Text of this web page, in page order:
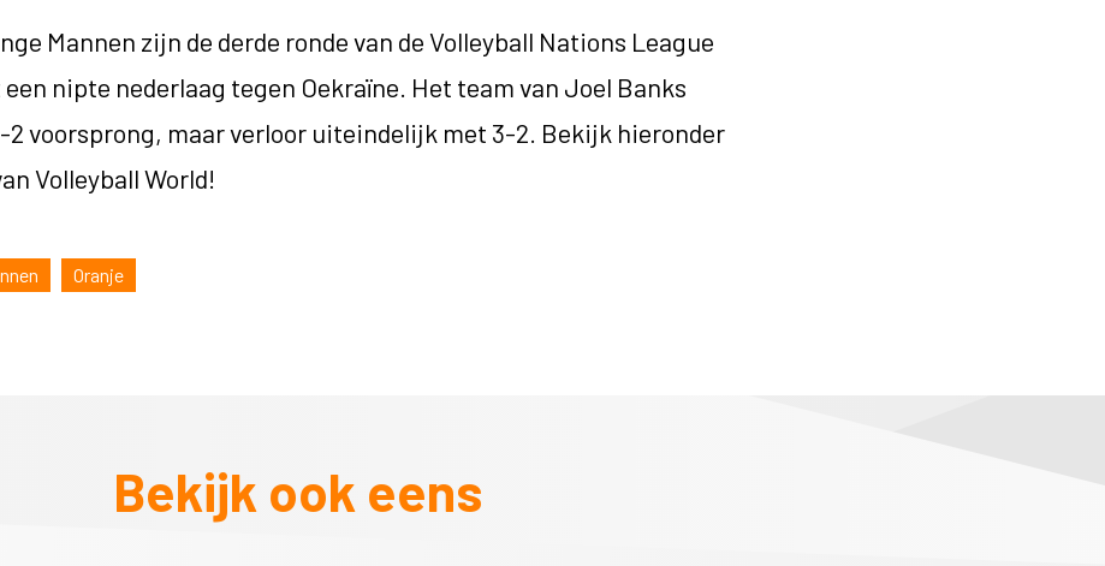
Mannen zijn de derde ronde van de Volleyball Nations League
nipte nederlaag tegen Oekraïne. Het team van Joel Banks
2 voorsprong, maar verloor uiteindelijk met 3-2. Bekijk hieronder
Volleyball World!
Oranje
Bekijk ook eens